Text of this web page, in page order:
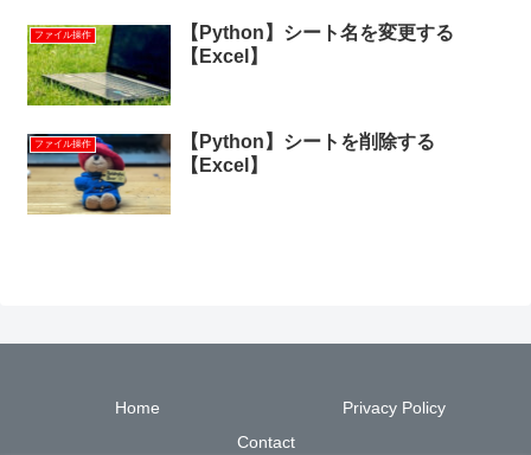
ファイル操作
【Python】シート名を変更する
【Excel】
ファイル操作
【Python】シートを削除する
【Excel】
Home
Privacy Policy
Contact